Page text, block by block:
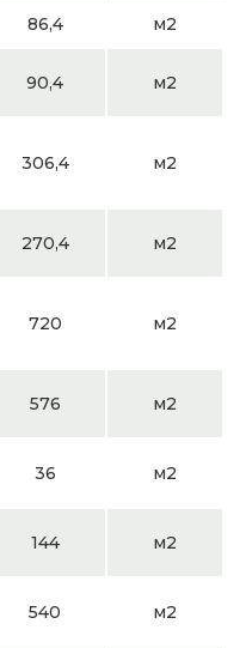
86,4 м2
90,4 м2
306,4 м2
270,4 м2
720 м2
576 м2
36 м2
144 м2
540 м2